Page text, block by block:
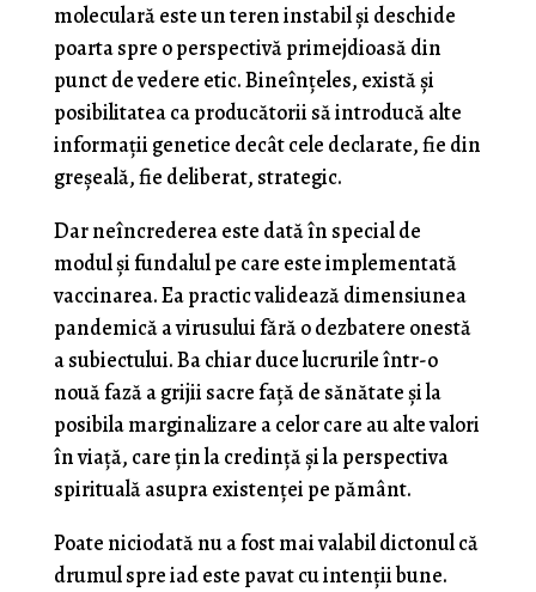
moleculară este un teren instabil și deschide
poarta spre o perspectivă primejdioasă din
punct de vedere etic. Bineînțeles, există și
posibilitatea ca producătorii să introducă alte
informații genetice decât cele declarate, fie din
greșeală, fie deliberat, strategic.
Dar neîncrederea este dată în special de
modul și fundalul pe care este implementată
vaccinarea. Ea practic validează dimensiunea
pandemică a virusului fără o dezbatere onestă
a subiectului. Ba chiar duce lucrurile într-o
nouă fază a grijii sacre față de sănătate și la
posibila marginalizare a celor care au alte valori
în viață, care țin la credință și la perspectiva
spirituală asupra existenței pe pământ.
Poate niciodată nu a fost mai valabil dictonul că
drumul spre iad este pavat cu intenții bune.